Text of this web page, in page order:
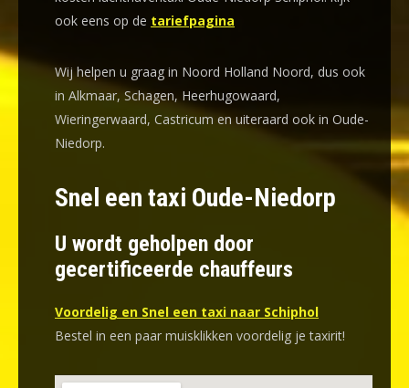
ook eens op de tariefpagina
Wij helpen u graag in Noord Holland Noord, dus ook
in Alkmaar, Schagen, Heerhugowaard,
Wieringerwaard, Castricum en uiteraard ook in Oude-
Niedorp.
Snel een taxi Oude-Niedorp
U wordt geholpen door
gecertificeerde chauffeurs
Voordelig en Snel een taxi naar Schiphol
Bestel in een paar muisklikken voordelig je taxirit!